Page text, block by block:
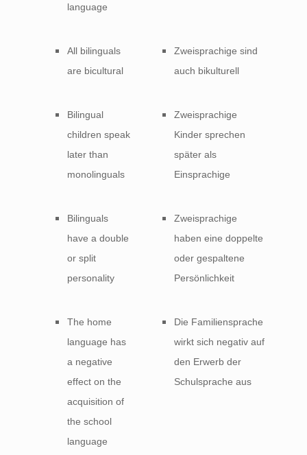
language
All bilinguals
are bicultural
Zweisprachige sind
auch bikulturell
Bilingual
children speak
later than
monolinguals
Zweisprachige
Kinder sprechen
später als
Einsprachige
Bilinguals
have a double
or split
personality
Zweisprachige
haben eine doppelte
oder gespaltene
Persönlichkeit
The home
language has
a negative
effect on the
acquisition of
the school
language
Die Familiensprache
wirkt sich negativ auf
den Erwerb der
Schulsprache aus